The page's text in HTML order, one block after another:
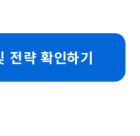
전략 확인하기